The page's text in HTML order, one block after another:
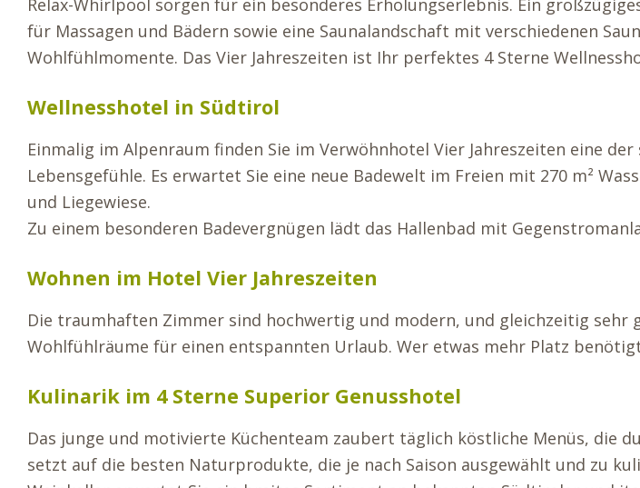
Relax-Whirlpool sorgen für ein besonderes Erholungserlebnis. Ein
für Massagen und Bädern sowie eine Saunalandschaft mit verschiedenen
Wohlfühlmomente. Das Vier Jahreszeiten ist Ihr perfektes 4 Sterne
Wellnesshotel in Südtirol
Einmalig im Alpenraum finden Sie im Verwöhnhotel Vier Jahreszeiten eine
Lebensgefühle. Es erwartet Sie eine neue Badewelt im Freien mit 270 m²
und Liegewiese.
Zu einem besonderen Badevergnügen lädt das Hallenbad mit
Wohnen im Hotel Vier Jahreszeiten
Die traumhaften Zimmer sind hochwertig und modern, und gleichzeitig
Wohlfühlräume für einen entspannten Urlaub. Wer etwas mehr Platz
Kulinarik im 4 Sterne Superior Genusshotel
Das junge und motivierte Küchenteam zaubert täglich köstliche Menüs, die
setzt auf die besten Naturprodukte, die je nach Saison ausgewählt und zu